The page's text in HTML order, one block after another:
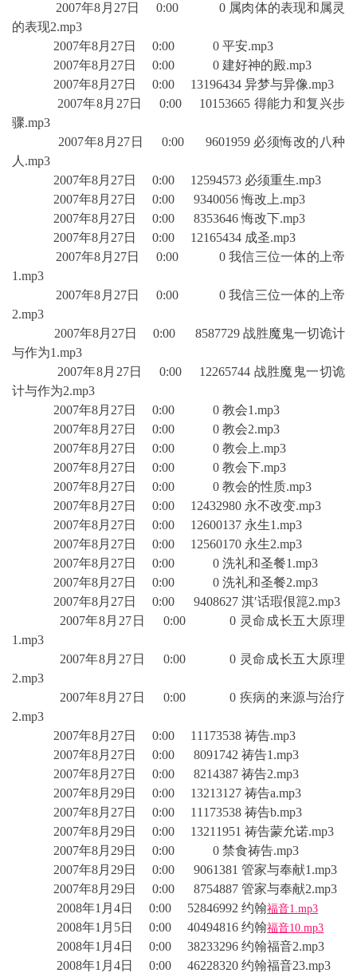
2007年8月27日 0:00 0 属肉体的表现和属灵
的表现2.mp3
2007年8月27日 0:00 0 平安.mp3
2007年8月27日 0:00 0 建好神的殿.mp3
2007年8月27日 0:00 13196434 异梦与异像.mp3
2007年8月27日 0:00 10153665 得能力和复兴步
骤.mp3
2007年8月27日 0:00 9601959 必须悔改的八种
人.mp3
2007年8月27日 0:00 12594573 必须重生.mp3
2007年8月27日 0:00 9340056 悔改上.mp3
2007年8月27日 0:00 8353646 悔改下.mp3
2007年8月27日 0:00 12165434 成圣.mp3
2007年8月27日 0:00 0 我信三位一体的上帝
1.mp3
2007年8月27日 0:00 0 我信三位一体的上帝
2.mp3
2007年8月27日 0:00 8587729 战胜魔鬼一切诡计
与作为1.mp3
2007年8月27日 0:00 12265744 战胜魔鬼一切诡
计与作为2.mp3
2007年8月27日 0:00 0 教会1.mp3
2007年8月27日 0:00 0 教会2.mp3
2007年8月27日 0:00 0 教会上.mp3
2007年8月27日 0:00 0 教会下.mp3
2007年8月27日 0:00 0 教会的性质.mp3
2007年8月27日 0:00 12432980 永不改变.mp3
2007年8月27日 0:00 12600137 永生1.mp3
2007年8月27日 0:00 12560170 永生2.mp3
2007年8月27日 0:00 0 洗礼和圣餐1.mp3
2007年8月27日 0:00 0 洗礼和圣餐2.mp3
2007年8月27日 0:00 9408627 淇′话瑕佷箟2.mp3
2007年8月27日 0:00 0 灵命成长五大原理
1.mp3
2007年8月27日 0:00 0 灵命成长五大原理
2.mp3
2007年8月27日 0:00 0 疾病的来源与治疗
2.mp3
2007年8月27日 0:00 11173538 祷告.mp3
2007年8月27日 0:00 8091742 祷告1.mp3
2007年8月27日 0:00 8214387 祷告2.mp3
2007年8月29日 0:00 13213127 祷告a.mp3
2007年8月27日 0:00 11173538 祷告b.mp3
2007年8月29日 0:00 13211951 祷告蒙允诺.mp3
2007年8月29日 0:00 0 禁食祷告.mp3
2007年8月29日 0:00 9061381 管家与奉献1.mp3
2007年8月29日 0:00 8754887 管家与奉献2.mp3
2008年1月4日 0:00 52846992 约翰福音1.mp3
2008年1月5日 0:00 40494816 约翰福音10.mp3
2008年1月4日 0:00 38233296 约翰福音2.mp3
2008年1月4日 0:00 46228320 约翰福音23.mp3